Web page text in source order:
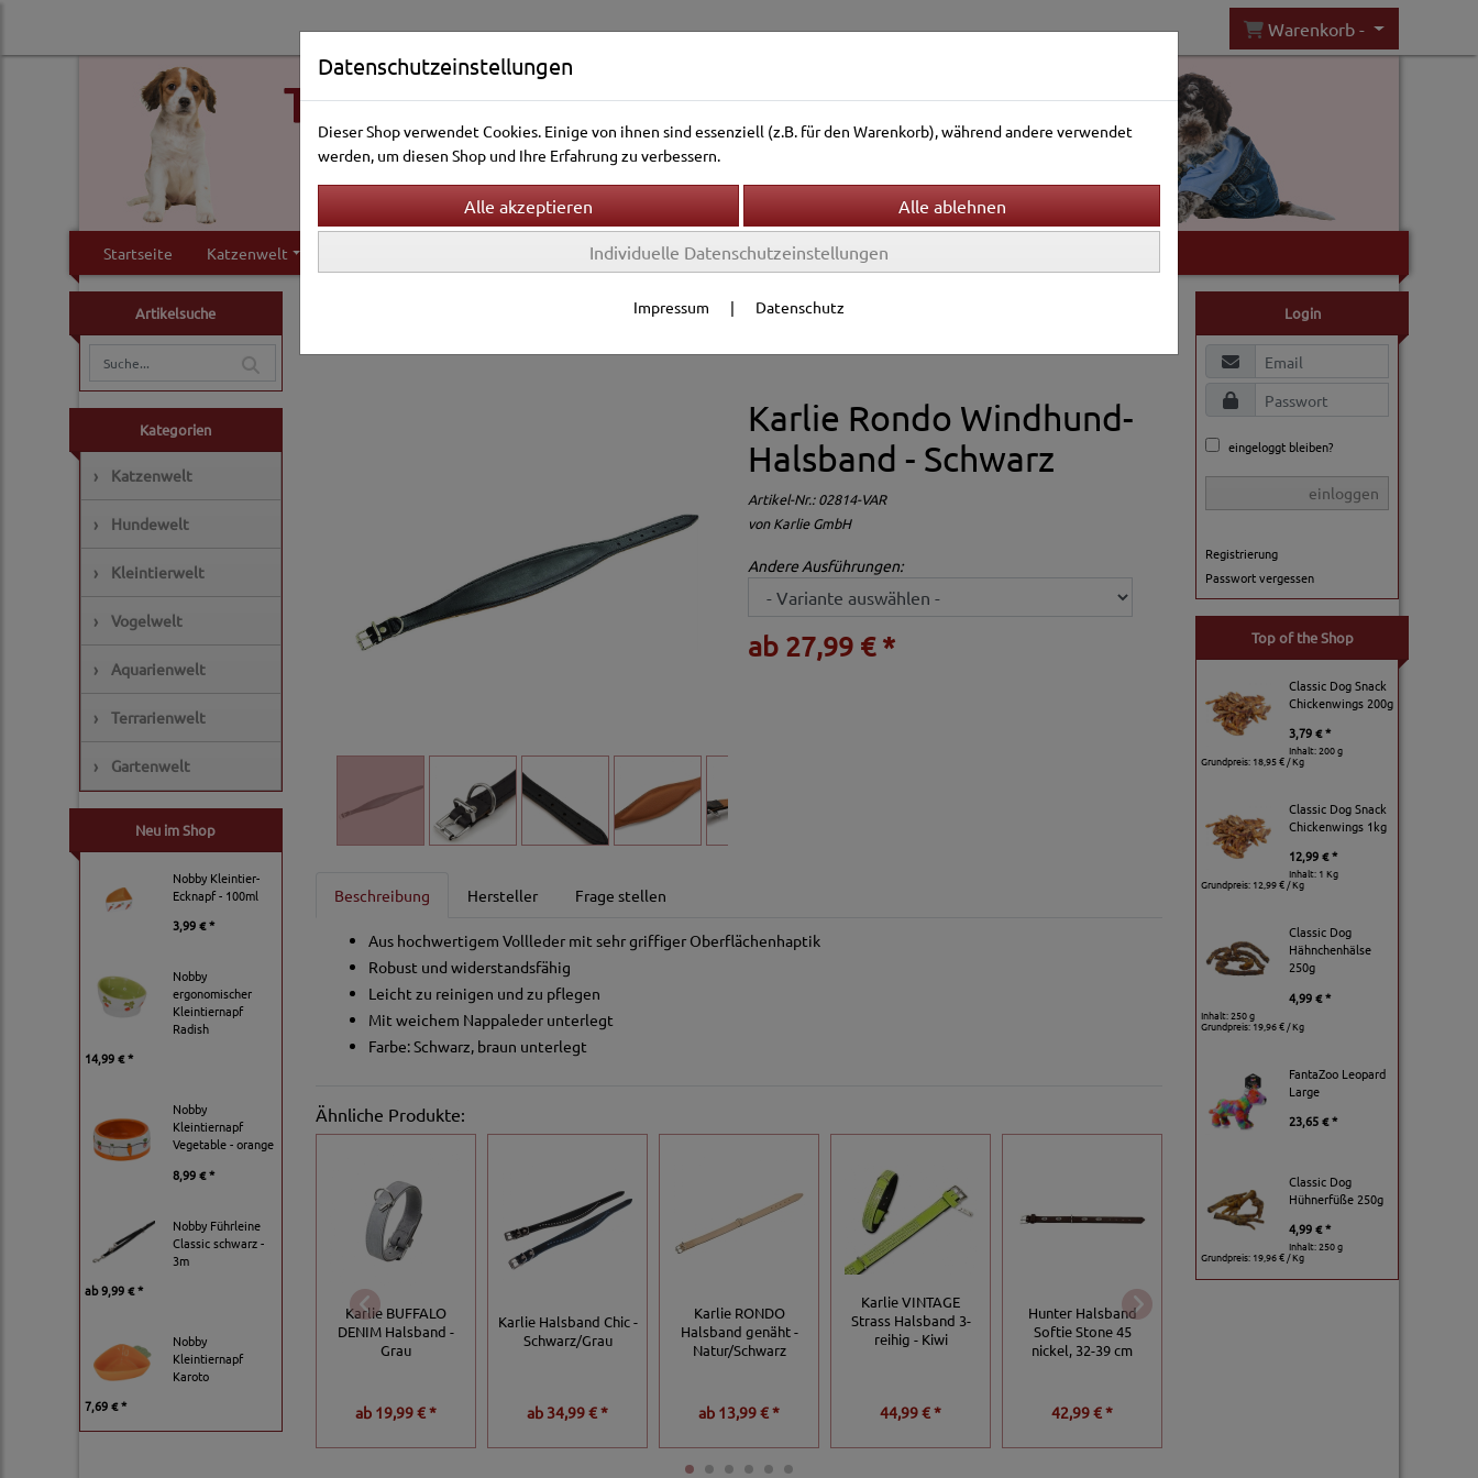
Warenkorb -
Startseite Katzenwelt Vogelwelt Aquarienwelt Terrarienwelt
Artikelsuche
Kategorien
› Katzenwelt
› Hundewelt
› Kleintierwelt
› Vogelwelt
› Aquarienwelt
› Terrarienwelt
› Gartenwelt
Neu im Shop
Nobby Kleintier-
Ecknapf - 100ml
3,99 € *
Nobby
ergonomischer
Kleintiernapf
Radish
14,99 € *
Nobby
Kleintiernapf
Vegetable - orange
8,99 € *
Nobby Führleine
Classic schwarz -
3m
ab9,99 € *
Nobby
Kleintiernapf
Karoto
7,69 € *
Halsbänder
Karlie Rondo Windhund-
Halsband - Schwarz
Artikel-Nr.:02814-VAR
vonKarlie GmbH
Andere Ausführungen:
ab 27,99 € *
Beschreibung Hersteller Frage stellen
Aus hochwertigem Vollleder mit sehr griffiger Oberflächenhaptik
Robust und widerstandsfähig
Leicht zu reinigen und zu pflegen
Mit weichem Nappaleder unterlegt
Farbe: Schwarz, braun unterlegt
Ähnliche Produkte:
Karlie BUFFALO
DENIM Halsband -
Grau
ab 19,99 € *
Karlie Halsband Chic -
Schwarz/Grau
ab 34,99 € *
Karlie RONDO
Halsband genäht -
Natur/Schwarz
ab 13,99 € *
Karlie VINTAGE
Strass Halsband 3-
reihig - Kiwi
44,99 € *
Hunter Halsband
Softie Stone 45
nickel, 32-39 cm
42,99 € *
Login
eingeloggt bleiben?
einloggen
Registrierung
Passwort vergessen
Top of the Shop
Classic Dog Snack
Chickenwings 200g
3,79 € *
Inhalt: 200 g
Grundpreis: 18,95 € / Kg
Classic Dog Snack
Chickenwings 1kg
12,99 € *
Inhalt: 1 Kg
Grundpreis: 12,99 € / Kg
Classic Dog
Hähnchenhälse
250g
4,99 € *
Inhalt: 250 g
Grundpreis:19,96 € / Kg
FantaZoo Leopard
Large
23,65 € *
Classic Dog
Hühnerfüße 250g
4,99 € *
Inhalt: 250 g
Grundpreis: 19,96 € / Kg
Datenschutzeinstellungen
Dieser Shop verwendet Cookies. Einige von ihnen sind essenziell (z.B. für den Warenkorb), während andere verwendet
werden, um diesen Shop und Ihre Erfahrung zu verbessern.
Individuelle Datenschutzeinstellungen
Impressum | Datenschutz